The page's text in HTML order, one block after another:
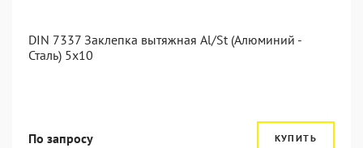
DIN 7337 Заклепка вытяжная Al/St (Алюминий -
Сталь) 5x10
По запросу КУПИТЬ